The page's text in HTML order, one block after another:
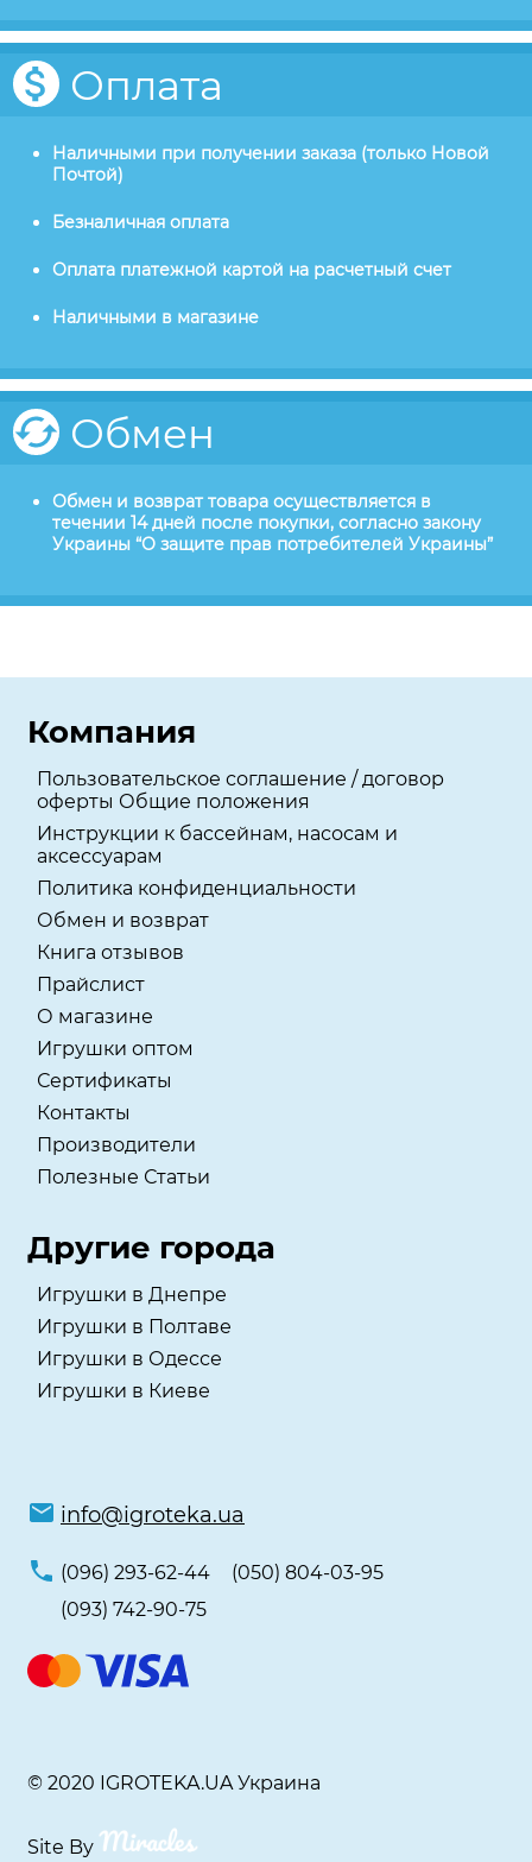
Оплата
Наличными при получении заказа (только Новой
Почтой)
Безналичная оплата
Оплата платежной картой на расчетный счет
Наличными в магазине
Обмен
Обмен и возврат товара осуществляется в
течении 14 дней после покупки, согласно закону
Украины “О защите прав потребителей Украины”
Компания
Пользовательское соглашение / договор
оферты Общие положения
Инструкции к бассейнам, насосам и
аксессуарам
Политика конфиденциальности
Обмен и возврат
Книга отзывов
Прайслист
О магазине
Игрушки оптом
Сертификаты
Контакты
Производители
Полезные Статьи
Другие города
Игрушки в Днепре
Игрушки в Полтаве
Игрушки в Одессе
Игрушки в Киеве
info@igroteka.ua
(096) 293-62-44
(050) 804-03-95
(093) 742-90-75
© 2020 IGROTEKA.UA Украина
Site By